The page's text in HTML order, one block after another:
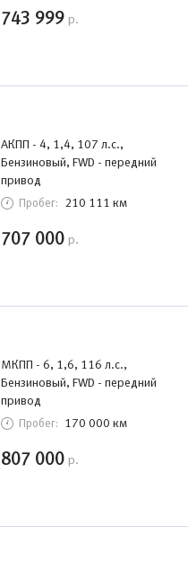
743 999 р.
АКПП - 4, 1,4, 107 л.с.,
Бензиновый, FWD - передний
привод
Пробег: 210 111 км
707 000 р.
МКПП - 6, 1,6, 116 л.с.,
Бензиновый, FWD - передний
привод
Пробег: 170 000 км
807 000 р.